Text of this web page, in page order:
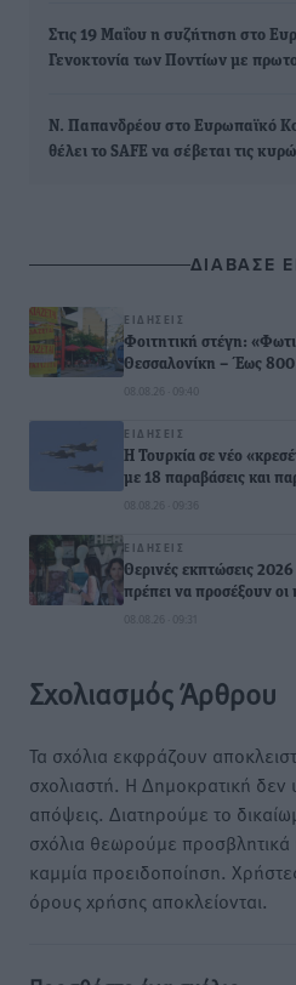
Στις 19 Μαΐου η συζήτηση στο
Γενοκτονία των Ποντίων με
Ν. Παπανδρέου στο Ευρωπαϊκό
θέλει το SAFE να σέβεται τις
ΔΙΑΒΑΣΕ
ΕΙΔΉΣΕΙΣ
Φοιτητική στέγη:
Θεσσαλονίκη – Έως
08.08.26 · 09:40
ΕΙΔΉΣΕΙΣ
Η Τουρκία σε νέο
με 18 παραβάσεις και
08.08.26 · 09:36
ΕΙΔΉΣΕΙΣ
Θερινές εκπτώσεις
πρέπει να προσέξουν οι
08.08.26 · 09:31
Σχολιασμός Άρθρου
Τα σχόλια εκφράζουν
σχολιαστή. Η Δημοκρατική δεν
απόψεις. Διατηρούμε το
σχόλια θεωρούμε προσβλητικά
καμμία προειδοποίηση.
όρους χρήσης αποκλείονται.